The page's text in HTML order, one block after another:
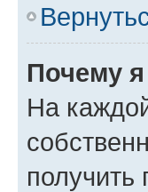
Почему
На
получить